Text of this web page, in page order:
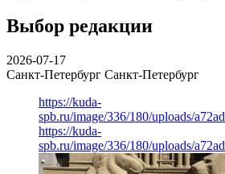
Выбор редакции
2026-07-17
Санкт-Петербург Санкт-Петербург
https://kuda-
spb.ru/image/336/180/uploads/
https://kuda-
spb.ru/image/336/180/uploads/